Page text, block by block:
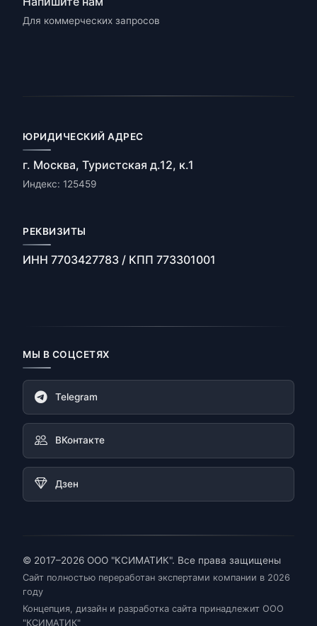
Для коммерческих запросов
ЮРИДИЧЕСКИЙ АДРЕС
г. Москва, Туристская д.12, к.1
Индекс: 125459
РЕКВИЗИТЫ
ИНН 7703427783 / КПП 773301001
МЫ В СОЦСЕТЯХ
Telegram
ВКонтакте
Дзен
© 2017–2026 ООО "КСИМАТИК". Все права защищены
Сайт полностью переработан экспертами компании в 2026
году
Концепция, дизайн и разработка сайта принадлежит ООО
"КСИМАТИК"